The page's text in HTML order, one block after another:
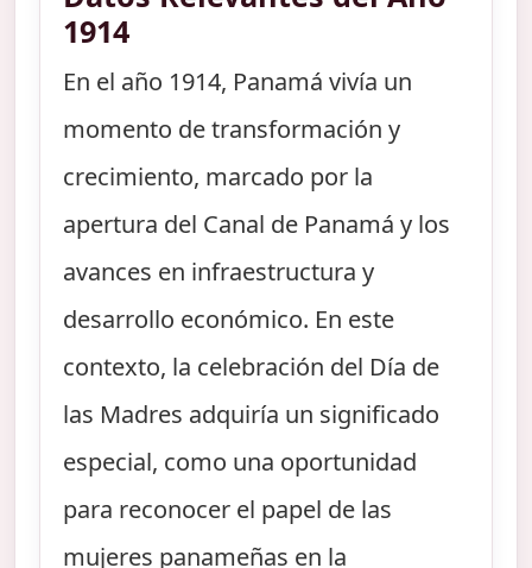
1914
En el año 1914, Panamá vivía un
momento de transformación y
crecimiento, marcado por la
apertura del Canal de Panamá y los
avances en infraestructura y
desarrollo económico. En este
contexto, la celebración del Día de
las Madres adquiría un significado
especial, como una oportunidad
para reconocer el papel de las
mujeres panameñas en la